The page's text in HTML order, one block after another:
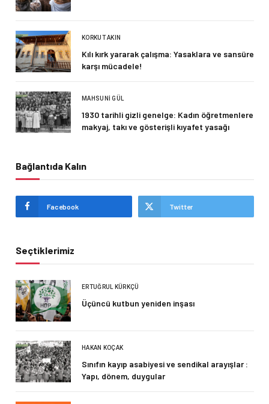
KORKUT AKIN
Kılı kırk yararak çalışma: Yasaklara ve sansüre
karşı mücadele!
MAHSUNI GÜL
1930 tarihli gizli genelge: Kadın öğretmenlere
makyaj, takı ve gösterişli kıyafet yasağı
Bağlantıda Kalın
Facebook Twitter
Seçtiklerimiz
ERTUĞRUL KÜRKÇÜ
Üçüncü kutbun yeniden inşası
HAKAN KOÇAK
Sınıfın kayıp asabiyesi ve sendikal arayışlar :
Yapı, dönem, duygular